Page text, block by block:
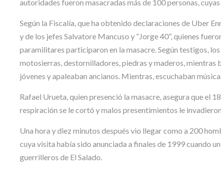
autoridades fueron masacradas más de 100 personas,
Según la Fiscalía, que ha obtenido declaraciones de Uber
y de los jefes Salvatore Mancuso y “Jorge 40”, quienes
paramilitares participaron en la masacre. Según testigos,
motosierras, destornilladores, piedras y maderos, mientras
jóvenes y apaleaban ancianos. Mientras, escuchaban
Rafael Urueta, quien presenció la masacre, asegura que el
respiración se le cortó y malos presentimientos le
Una hora y diez minutos después vio llegar como a 200
cuya visita había sido anunciada a finales de 1999 cuando
guerrilleros de El Salado.